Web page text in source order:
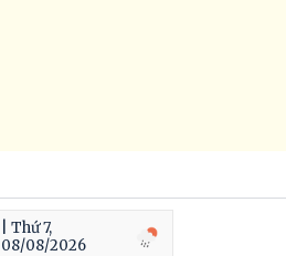
| Thứ 7,
08/08/2026